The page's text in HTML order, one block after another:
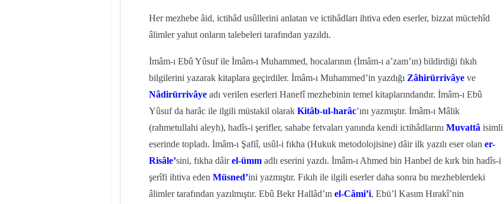
Her mezhebe âid, ictihâd usûllerini anlatan ve ictihâdları ihtiva eden eserler, bizzat müctehîd
âlimler yahut onların talebeleri tarafından yazıldı.
İmâm-ı Ebû Yûsuf ile İmâm-ı Muhammed, hocalarının (İmâm-ı a’zam’ın) bildirdiği fıkıh
bilgilerini yazarak kitaplara geçirdiler. İmâm-ı Muhammed’in yazdığı Zâhirürrivâyeve
Nâdirürrivâyeadı verilen eserleri Hanefî mezhebinin temel kitaplarındandır. İmâm-ı Ebû
Yûsuf da harâc ile ilgili müstakil olarak Kitâb-ul-harâc’ını yazmıştır. İmâm-ı Mâlik
(rahmetullahi aleyh), hadîs-i şerifler, sahabe fetvaları yanında kendi ictihâdlarını Muvattâ isimli
eserinde topladı. İmâm-ı Şafiî, usûl-i fıkha (Hukuk metodolojisine) dâir ilk yazılı eser olan er-
Risâle’sini, fıkha dâirel-ümmadlı eserini yazdı. İmâm-ı Ahmed bin Hanbel de kırk bin hadîs-i
şerîfi ihtiva eden Müsned’ini yazmıştır. Fıkıh ile ilgili eserler daha sonra bu mezheblerdeki
âlimler tarafından yazılmıştır. Ebû Bekr Hallâd’ın el-Câmi’i, Ebü’l Kasım Hırakî’nin